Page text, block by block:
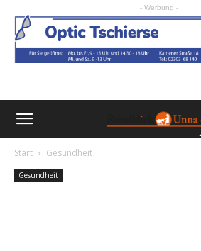
- Werbung -
Start Gesundheit
Gesundheit